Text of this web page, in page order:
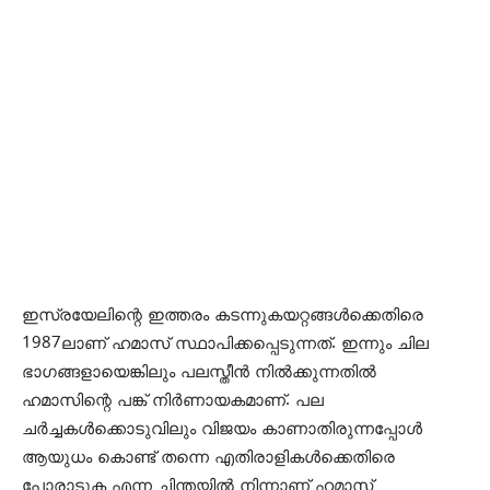
ഇസ്രയേലിന്റെ ഇത്തരം കടന്നുകയറ്റങ്ങള്‍ക്കെതിരെ
1987ലാണ് ഹമാസ് സ്ഥാപിക്കപ്പെടുന്നത്. ഇന്നും ചില
ഭാഗങ്ങളായെങ്കിലും പലസ്തീന്‍ നില്‍ക്കുന്നതില്‍
ഹമാസിന്റെ പങ്ക് നിര്‍ണായകമാണ്. പല
ചര്‍ച്ചകള്‍ക്കൊടുവിലും വിജയം കാണാതിരുന്നപ്പോള്‍
ആയുധം കൊണ്ട് തന്നെ എതിരാളികള്‍ക്കെതിരെ
പോരാടുക എന്ന ചിന്തയില്‍ നിന്നാണ് ഹമാസ്